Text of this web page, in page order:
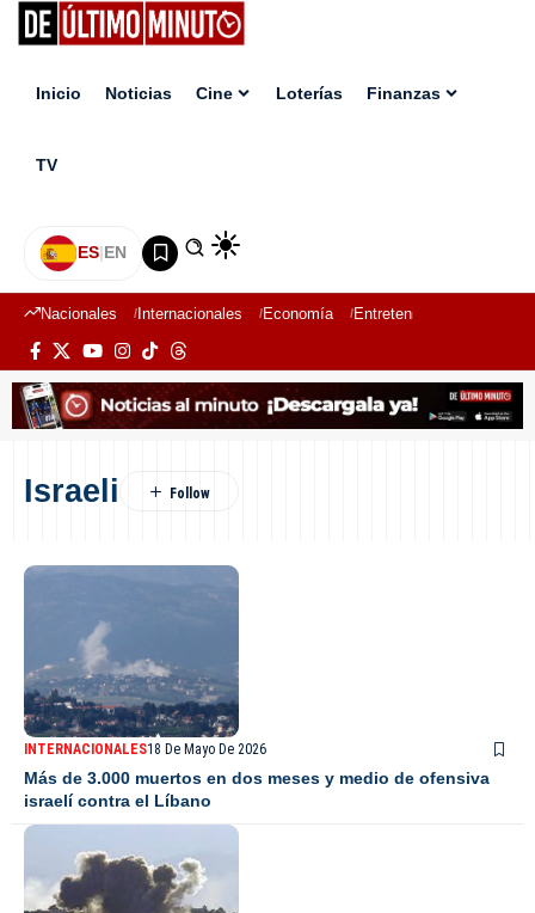
Inicio Noticias Cine Loterías Finanzas
TV
ES|EN
Nacionales Internacionales Economía Entretenimiento
Israeli
INTERNACIONALES18 De Mayo De 2026
Más de 3.000 muertos en dos meses y medio de ofensiva
israelí contra el Líbano